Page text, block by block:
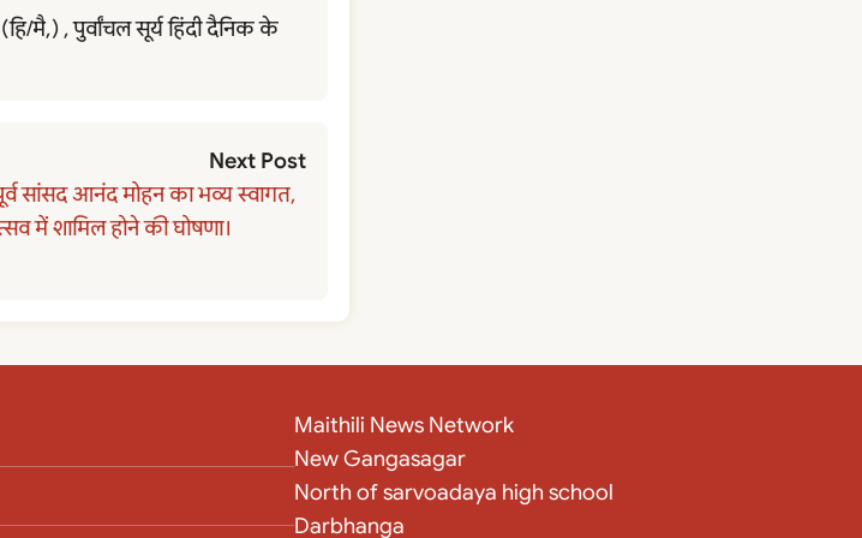
मै,) , पुर्वांचल सूर्य हिंदी दैनिक के
Next Post
सांसद आनंद मोहन का भव्य स्वागत,
में शामिल होने की घोषणा।
Maithili News Network
New Gangasagar
North of sarvoadaya high school
Darbhanga